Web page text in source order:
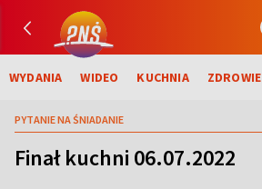
WYDANIA WIDEO KUCHNIA ZDROWIE
PYTANIE NA ŚNIADANIE
Finał kuchni 06.07.2022